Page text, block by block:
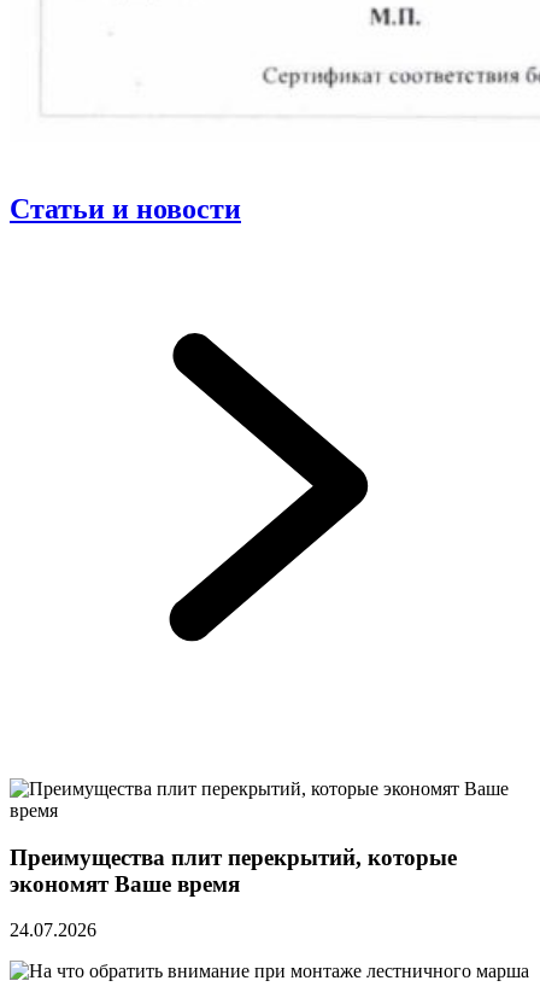
Статьи и новости
Преимущества плит перекрытий, которые
экономят Ваше время
24.07.2026